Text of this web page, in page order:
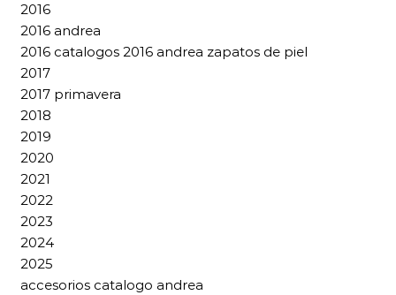
2016
2016 andrea
2016 catalogos 2016 andrea zapatos de piel
2017
2017 primavera
2018
2019
2020
2021
2022
2023
2024
2025
accesorios catalogo andrea